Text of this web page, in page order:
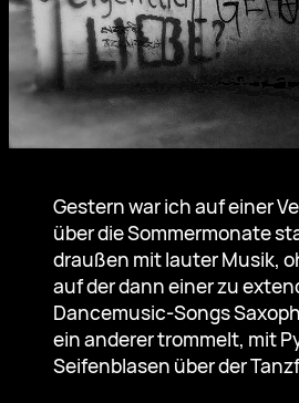
Gestern war ich auf einer
über die Sommermonate
draußen mit lauter Musik,
auf der dann einer zu
Dancemusic-Songs
ein anderer trommelt, mit
Seifenblasen über der